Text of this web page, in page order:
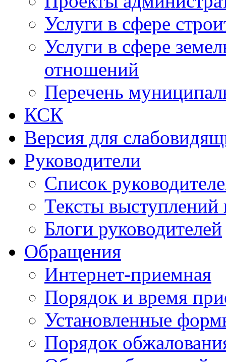
Услуги в сфере
Услуги в сфере
отношений
Перечень
КСК
Версия для
Руководители
Список
Тексты выступлений
Блоги руководителей
Обращения
Интернет-приемная
Порядок и время
Установленные
Порядок